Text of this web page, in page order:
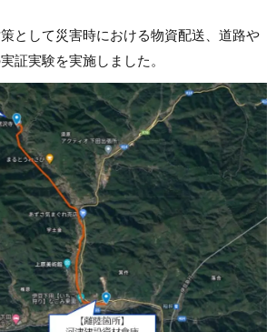
として災害時における物資配送、道路や
証実験を実施しました。